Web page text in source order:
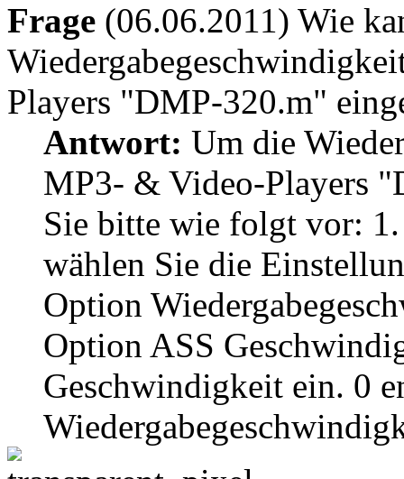
Frage (06.06.2011) Wie
Players "DMP-320.m"
Antwort: Um die
MP3- & Video-Players
Sie bitte wie folgt vor:
wählen Sie die
Option
Option ASS
Geschwindigkeit ein. 0